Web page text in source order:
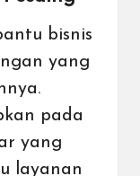
bisnis
yang
pada
yang
layanan